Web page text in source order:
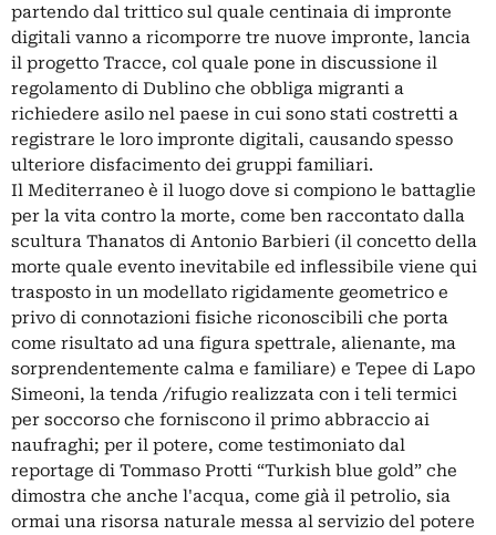
partendo dal trittico sul quale centinaia di impronte
digitali vanno a ricomporre tre nuove impronte, lancia
il progetto Tracce, col quale pone in discussione il
regolamento di Dublino che obbliga migranti a
richiedere asilo nel paese in cui sono stati costretti a
registrare le loro impronte digitali, causando spesso
ulteriore disfacimento dei gruppi familiari.
Il Mediterraneo è il luogo dove si compiono le battaglie
per la vita contro la morte, come ben raccontato dalla
scultura Thanatos di Antonio Barbieri (il concetto della
morte quale evento inevitabile ed inflessibile viene qui
trasposto in un modellato rigidamente geometrico e
privo di connotazioni fisiche riconoscibili che porta
come risultato ad una figura spettrale, alienante, ma
sorprendentemente calma e familiare) e Tepee di Lapo
Simeoni, la tenda /rifugio realizzata con i teli termici
per soccorso che forniscono il primo abbraccio ai
naufraghi; per il potere, come testimoniato dal
reportage di Tommaso Protti “Turkish blue gold” che
dimostra che anche l'acqua, come già il petrolio, sia
ormai una risorsa naturale messa al servizio del potere